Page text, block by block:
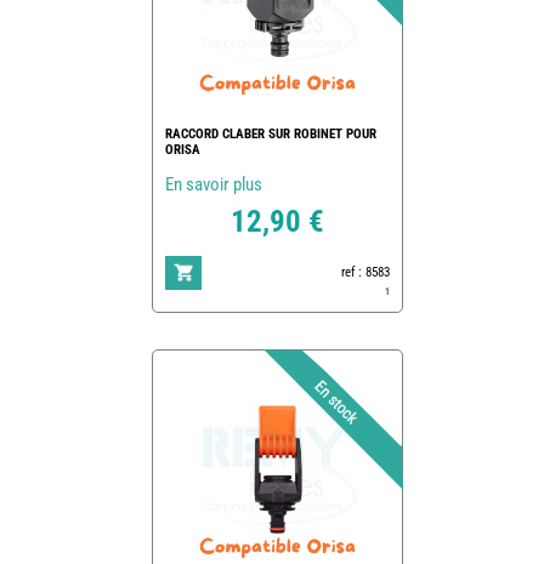
RACCORD CLABER SUR ROBINET POUR
ORISA
En savoir plus
12,90 €
ref : 8583
1